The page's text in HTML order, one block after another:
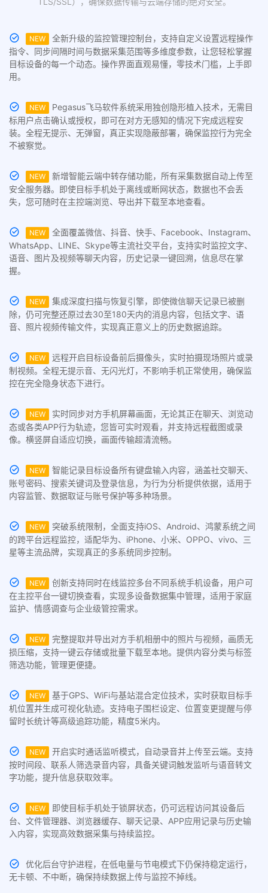
NEW
全新升级的监控管理控制台，支持自定义设置远程操作
指令、同步间隔时间与数据采集范围等多维度参数，让您轻松掌握
目标设备的每一个动态。操作界面直观易懂，零技术门槛，上手即
用。
NEW
Pegasus飞马软件系统采用独创隐形植入技术，无需目
标用户点击确认或授权，即可在对方无感知的情况下完成远程安
装。全程无提示、无弹窗，真正实现隐蔽部署，确保监控行为完全
不被察觉。
NEW
新增智能云端中转存储功能，所有采集数据自动上传至
安全服务器。即使目标手机处于离线或断网状态，数据也不会丢
失，您可随时在主控端浏览、导出并下载至本地查看。
NEW
全面覆盖微信、抖音、快手、Facebook、Instagram、
WhatsApp、LINE、Skype等主流社交平台，支持实时监控文字、
语音、图片及视频等聊天内容，历史记录一键回溯，信息尽在掌
握。
NEW
集成深度扫描与恢复引擎，即使微信聊天记录已被删
除，仍可完整还原过去30至180天内的消息内容，包括文字、语
音、照片视频传输文件，实现真正意义上的历史数据追踪。
NEW
远程开启目标设备前后摄像头，实时拍摄现场照片或录
制视频。全程无提示音、无闪光灯，不影响手机正常使用，确保监
控在完全隐身状态下进行。
NEW
实时同步对方手机屏幕画面，无论其正在聊天、浏览动
态或各类APP行为轨迹，您皆可实时观看，并支持远程截图或录
像。横竖屏自适应切换，画面传输超清流畅。
NEW
智能记录目标设备所有键盘输入内容，涵盖社交聊天、
账号密码、搜索关键词及登录信息，为行为分析提供依据，适用于
内容监管、数据取证与账号保护等多种场景。
NEW
突破系统限制，全面支持iOS、Android、鸿蒙系统之间
的跨平台远程监控，适配华为、iPhone、小米、OPPO、vivo、三
星等主流品牌，实现真正的多系统同步控制。
NEW
创新支持同时在线监控多台不同系统手机设备，用户可
在主控平台一键切换查看，实现多设备数据集中管理，适用于家庭
监护、情感调查与企业级管控需求。
NEW
完整提取并导出对方手机相册中的照片与视频，画质无
损压缩，支持一键云存储或批量下载至本地。提供内容分类与标签
筛选功能，管理更便捷。
NEW
基于GPS、WiFi与基站混合定位技术，实时获取目标手
机位置并生成可视化轨迹。支持电子围栏设定、位置变更提醒与停
留时长统计等高级追踪功能，精度5米内。
NEW
开启实时通话监听模式，自动录音并上传至云端。支持
按时间段、联系人筛选录音内容，具备关键词触发监听与语音转文
字功能，提升信息获取效率。
NEW
即使目标手机处于锁屏状态，仍可远程访问其设备后
台、文件管理器、浏览器缓存、聊天记录、APP应用记录与历史输
入内容，实现高效数据采集与持续监控。
优化后台守护进程，在低电量与节电模式下仍保持稳定运行，
无卡顿、不中断，确保持续数据上传与监控不掉线。